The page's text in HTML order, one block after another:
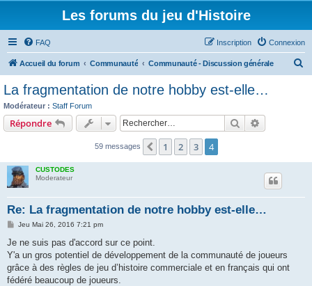
Les forums du jeu d'Histoire
FAQ Connexion
Inscription
Accueil du forum Communauté Communauté - Discussion générale
c
e
La fragmentation de notre hobby est-elle…
Modérateur : Staff Forum
Répondre Rechercher
59 messages Précédent
1 2 3 4
CUSTODES
Moderateur
Re: La fragmentation de notre hobby est-elle…
M
s
a
g
Jeu Mai 26, 2016 7:21 pm
Je ne suis pas d'accord sur ce point.
Y'a un gros potentiel de développement de la communauté de joueurs
grâce à des règles de jeu d’histoire commerciale et en français qui ont
fédéré beaucoup de joueurs.